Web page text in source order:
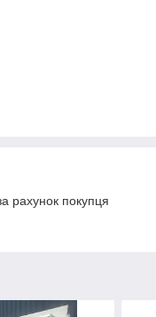
рахунок покупця